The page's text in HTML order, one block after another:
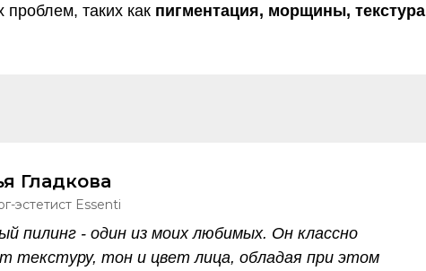
таких как пигментация, морщины, текстура
Гладкова
эстетист Essenti
пилинг - один из моих любимых. Он классно
текстуру, тон и цвет лица, обладая при этом